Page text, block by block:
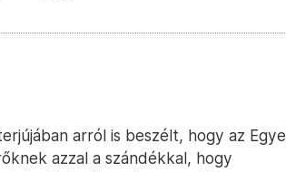
arról is beszélt, hogy az
azzal a szándékkal, hogy